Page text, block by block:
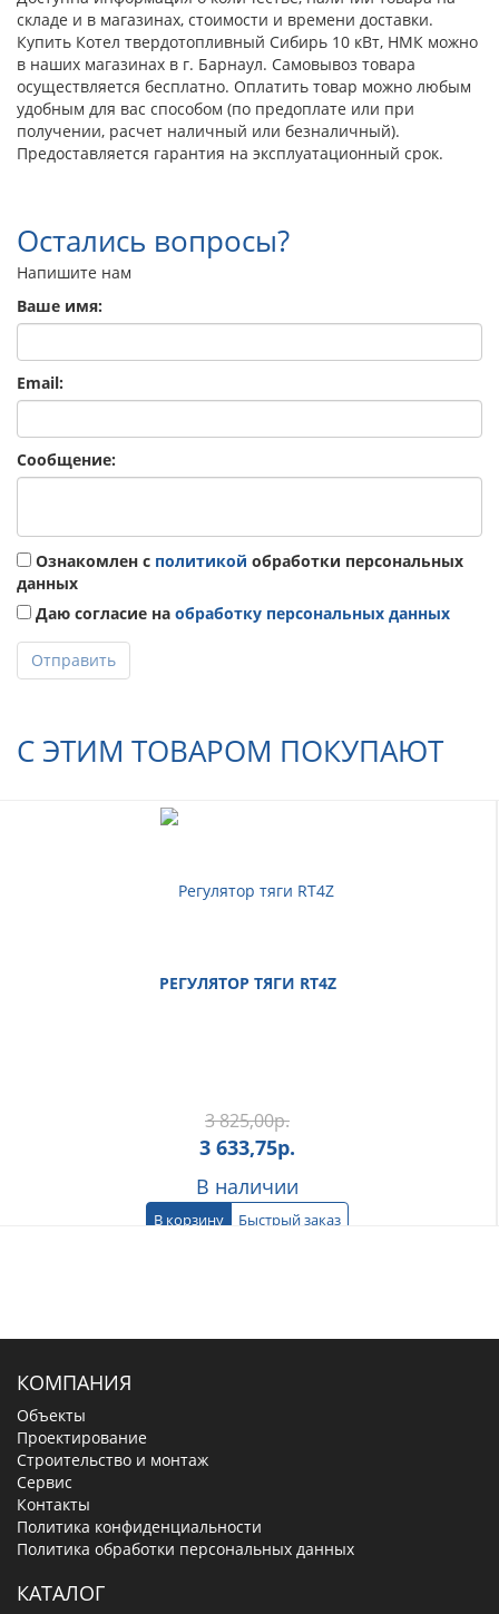
складе и в магазинах, стоимости и времени доставки.
Купить Котел твердотопливный Сибирь 10 кВт, НМК можно
в наших магазинах в г. Барнаул. Самовывоз товара
осуществляется бесплатно. Оплатить товар можно любым
удобным для вас способом (по предоплате или при
получении, расчет наличный или безналичный).
Предоставляется гарантия на эксплуатационный срок.
Остались вопросы?
Напишите нам
Ваше имя:
Email:
Сообщение:
Ознакомлен с политикой обработки персональных
данных
Даю согласие на обработку персональных данных
Отправить
С ЭТИМ ТОВАРОМ ПОКУПАЮТ
РЕГУЛЯТОР ТЯГИ RT4Z
3 825,00р.
3 633,75р.
В наличии
В корзину Быстрый заказ
КОМПАНИЯ
Объекты
Проектирование
Строительство и монтаж
Сервис
Контакты
Политика конфиденциальности
Политика обработки персональных данных
КАТАЛОГ